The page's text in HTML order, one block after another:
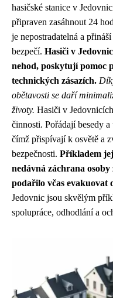
hasičské stanice v
připraven zasáhnout 24
je nepostradatelná a
bezpečí. Hasiči v
nehod, poskytují pomoc
technických zásazích.
obětavosti se daří
životy. Hasiči v
činnosti. Pořádají besedy
čímž přispívají k osvětě a
bezpečnosti. Příkladem
nedávná záchrana
podařilo včas evakuovat
Jedovnic jsou skvělým
spolupráce, odhodlání a